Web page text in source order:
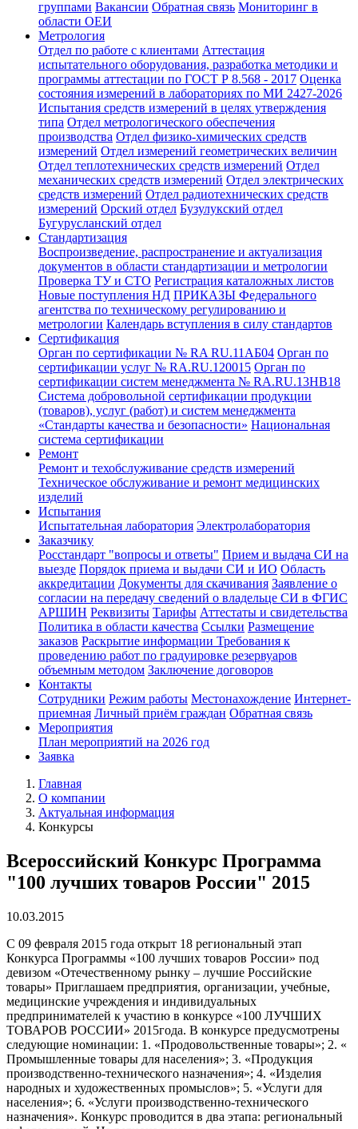
группами Вакансии Обратная связь Мониторинг в
области ОЕИ
Метрология
Отдел по работе с клиентами Аттестация
испытательного оборудования, разработка методики и
программы аттестации по ГОСТ Р 8.568 - 2017 Оценка
состояния измерений в лабораториях по МИ 2427-2026
Испытания средств измерений в целях утверждения
типа Отдел метрологического обеспечения
производства Отдел физико-химических средств
измерений Отдел измерений геометрических величин
Отдел теплотехнических средств измерений Отдел
механических средств измерений Отдел электрических
средств измерений Отдел радиотехнических средств
измерений Орский отдел Бузулукский отдел
Бугурусланский отдел
Стандартизация
Воспроизведение, распространение и актуализация
документов в области стандартизации и метрологии
Проверка ТУ и СТО Регистрация каталожных листов
Новые поступления НД ПРИКАЗЫ Федерального
агентства по техническому регулированию и
метрологии Календарь вступления в силу стандартов
Сертификация
Орган по сертификации № RA RU.11АБ04 Орган по
сертификации услуг № RA.RU.120015 Орган по
сертификации систем менеджмента № RA.RU.13HB18
Система добровольной сертификации продукции
(товаров), услуг (работ) и систем менеджмента
«Стандарты качества и безопасности» Национальная
система сертификации
Ремонт
Ремонт и техобслуживание средств измерений
Техническое обслуживание и ремонт медицинских
изделий
Испытания
Испытательная лаборатория Электролаборатория
Заказчику
Росстандарт "вопросы и ответы" Прием и выдача СИ на
выезде Порядок приема и выдачи СИ и ИО Область
аккредитации Документы для скачивания Заявление о
согласии на передачу сведений о владельце СИ в ФГИС
АРШИН Реквизиты Тарифы Аттестаты и свидетельства
Политика в области качества Ссылки Размещение
заказов Раскрытие информации Требования к
проведению работ по градуировке резервуаров
объемным методом Заключение договоров
Контакты
Сотрудники Режим работы Местонахождение Интернет-
приемная Личный приём граждан Обратная связь
Мероприятия
План мероприятий на 2026 год
Заявка
Главная
О компании
Актуальная информация
Конкурсы
Всероссийский Конкурс Программа
"100 лучших товаров России" 2015
10.03.2015
С 09 февраля 2015 года открыт 18 региональный этап
Конкурса Программы «100 лучших товаров России» под
девизом «Отечественному рынку – лучшие Российские
товары» Приглашаем предприятия, организации, учебные,
медицинские учреждения и индивидуальных
предпринимателей к участию в конкурсе «100 ЛУЧШИХ
ТОВАРОВ РОССИИ» 2015года. В конкурсе предусмотрены
следующие номинации: 1. «Продовольственные товары»; 2. «
Промышленные товары для населения»; 3. «Продукция
производственно-технического назначения»; 4. «Изделия
народных и художественных промыслов»; 5. «Услуги для
населения»; 6. «Услуги производственно-технического
назначения». Конкурс проводится в два этапа: региональный